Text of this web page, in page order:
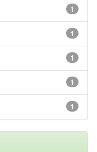
1
1
1
1
1